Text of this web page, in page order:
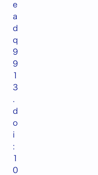
e
a
d
q
9
9
1
3
.
d
o
i
:
1
0